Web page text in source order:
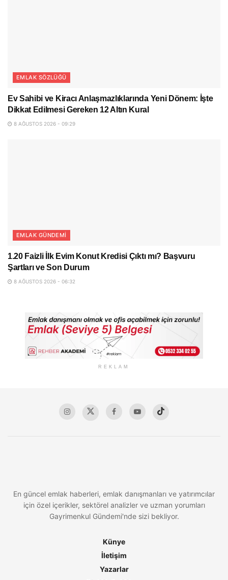
EMLAK SÖZLÜĞÜ
Ev Sahibi ve Kiracı Anlaşmazlıklarında Yeni Dönem: İşte
Dikkat Edilmesi Gereken 12 Altın Kural
8 AĞUSTOS 2026 - 09:29
EMLAK GÜNDEMI
1.20 Faizli İlk Evim Konut Kredisi Çıktı mı? Başvuru
Şartları ve Son Durum
8 AĞUSTOS 2026 - 06:32
REKLAM
En güncel emlak haberleri, emlak danışmanları ve yatırımcılar
için özel içerikler, sektörel analizler ve uzman yorumları
Gayrimenkul Gündemi'nde sizi bekliyor.
Künye
İletişim
Yazarlar